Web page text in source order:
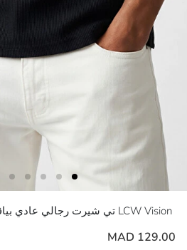
LCW Vision تي شيرت رجالي عادي
129.00 MAD